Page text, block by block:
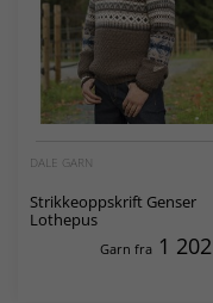
DALE GARN
Strikkeoppskrift Genser
Lothepus
Garn fra 1 202